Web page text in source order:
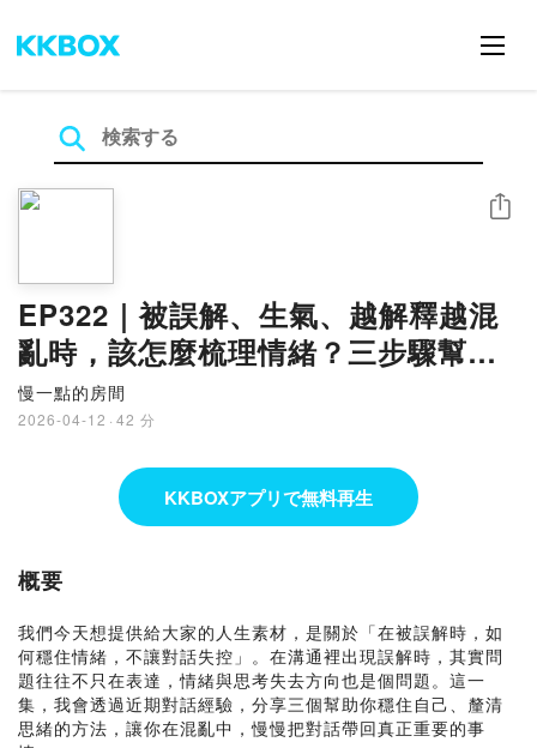
EP322｜被誤解、生氣、越解釋越混
亂時，該怎麼梳理情緒？三步驟幫助
你穩定對話方向
慢一點的房間
2026-04-12 · 42 分
シェア
KKBOXアプリで無料再生
概要
我們今天想提供給大家的人生素材，是關於「在被誤解時，如
何穩住情緒，不讓對話失控」。在溝通裡出現誤解時，其實問
題往往不只在表達，情緒與思考失去方向也是個問題。這一
集，我會透過近期對話經驗，分享三個幫助你穩住自己、釐清
思緒的方法，讓你在混亂中，慢慢把對話帶回真正重要的事